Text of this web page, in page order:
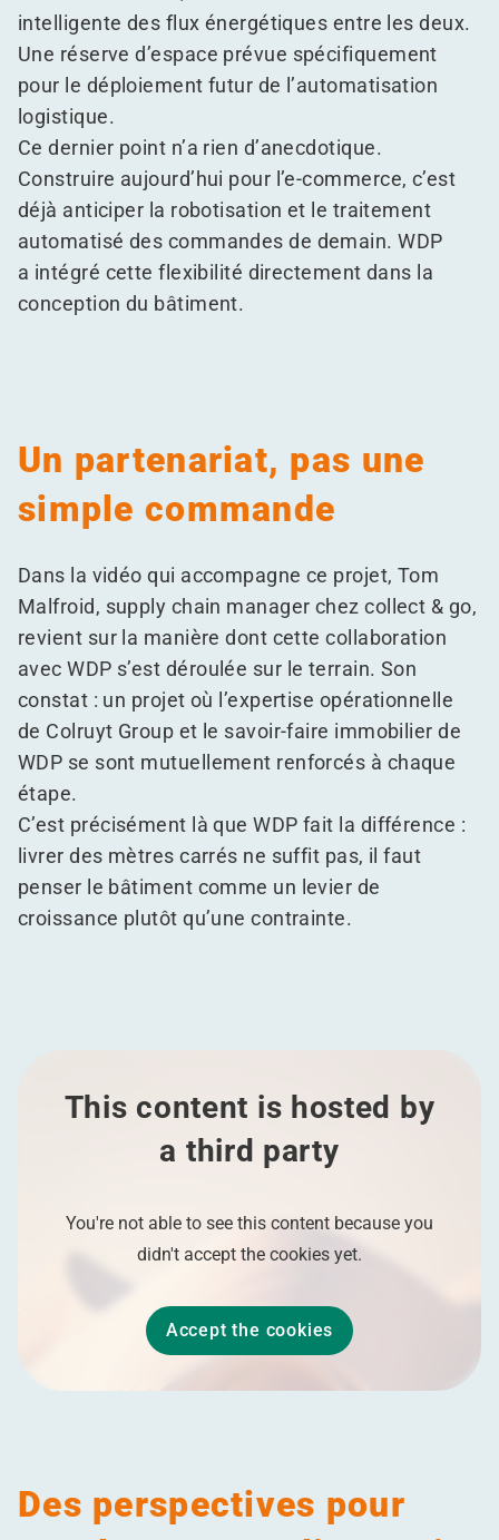
intelligente des flux énergétiques entre les deux.
Une réserve d’espace prévue spécifiquement
pour le déploiement futur de l’automatisation
logistique.
Ce dernier point n’a rien d’anecdotique.
Construire aujourd’hui pour l’e-commerce, c’est
déjà anticiper la robotisation et le traitement
automatisé des commandes de demain. WDP
a intégré cette flexibilité directement dans la
conception du bâtiment.
Un partenariat, pas une
simple commande
Dans la vidéo qui accompagne ce projet, Tom
Malfroid, supply chain manager chez collect & go,
revient sur la manière dont cette collaboration
avec WDP s’est déroulée sur le terrain. Son
constat : un projet où l’expertise opérationnelle
de Colruyt Group et le savoir-faire immobilier de
WDP se sont mutuellement renforcés à chaque
étape.
C’est précisément là que WDP fait la différence :
livrer des mètres carrés ne suffit pas, il faut
penser le bâtiment comme un levier de
croissance plutôt qu’une contrainte.
This content is hosted by
a third party
You're not able to see this content because you
didn't accept the cookies yet.
Accept the cookies
Des perspectives pour